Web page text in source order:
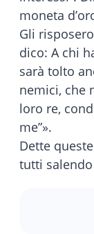
moneta
Gli
dico: A chi
sarà tolto
nemici, che
loro re,
me”».
Dette
tutti